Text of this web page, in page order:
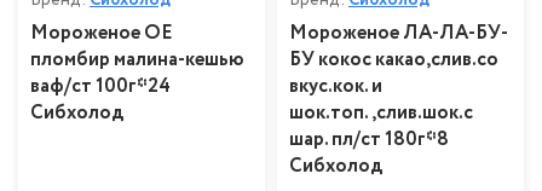
Мороженое ОЕ
пломбир малина-кешью
ваф/ст 100г*24
Сибхолод
Мороженое ЛА-ЛА-БУ-
БУ кокос какао,слив.со
вкус.кок. и
шок.топ.,слив.шок.с
шар. пл/ст 180г*8
Сибхолод